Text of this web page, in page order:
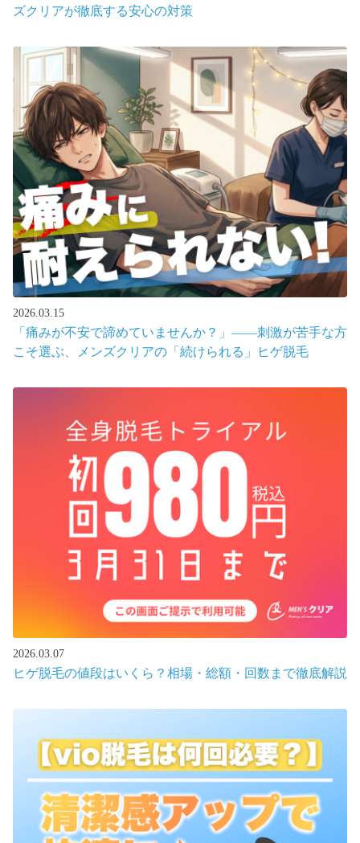
ズクリアが徹底する安心の対策
2026.03.15
「痛みが不安で諦めていませんか？」――刺激が苦手な方
こそ選ぶ、メンズクリアの「続けられる」ヒゲ脱毛
2026.03.07
ヒゲ脱毛の値段はいくら？相場・総額・回数まで徹底解説